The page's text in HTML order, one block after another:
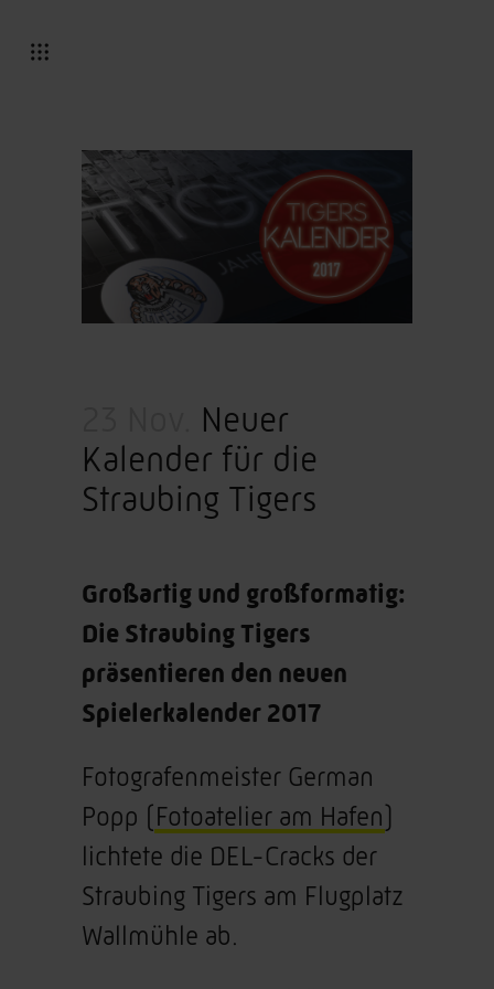
Neuer
Kalender für die
Straubing Tigers
Großartig und großformatig:
Die Straubing Tigers
präsentieren den neuen
Spielerkalender 2017
Fotografenmeister German
Popp ( Fotoatelier am Hafen)
lichtete die DEL-Cracks der
Straubing Tigers am Flugplatz
Wallmühle ab.